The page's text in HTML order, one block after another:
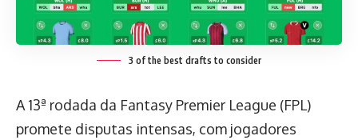
3 of the best drafts to consider
A 13ª rodada da Fantasy Premier League (FPL)
promete disputas intensas, com jogadores